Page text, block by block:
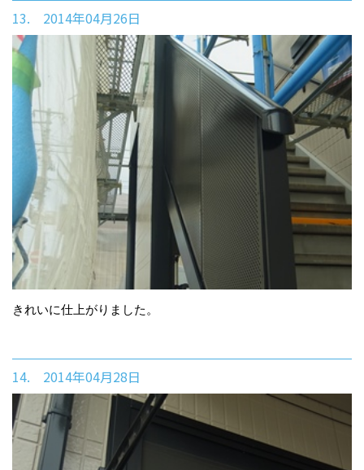
13. 2014年04月26日
きれいに仕上がりました。
14. 2014年04月28日